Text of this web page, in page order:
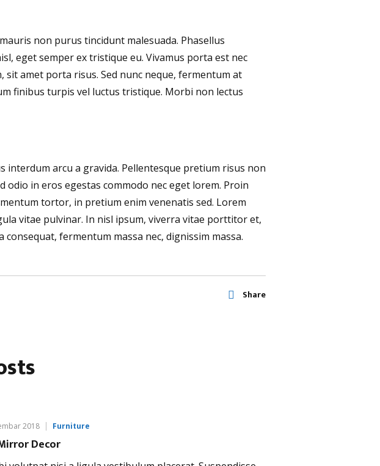
non purus tincidunt malesuada. Phasellus
eget semper ex tristique eu. Vivamus porta est nec
amet porta risus. Sed nunc neque, fermentum at
finibus turpis vel luctus tristique. Morbi non lectus
interdum arcu a gravida. Pellentesque pretium risus non
odio in eros egestas commodo nec eget lorem. Proin
tortor, in pretium enim venenatis sed. Lorem
vitae pulvinar. In nisl ipsum, viverra vitae porttitor et,
fermentum massa nec, dignissim massa.
Share
2018 Furniture
Decor